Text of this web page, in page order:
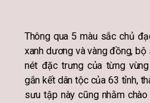
Thông qua 5 màu sắc chủ
xanh dương và vàng đồng,
nét đặc trưng của từng
gắn kết dân tộc của 63 tỉnh,
sưu tập này cũng nhằm